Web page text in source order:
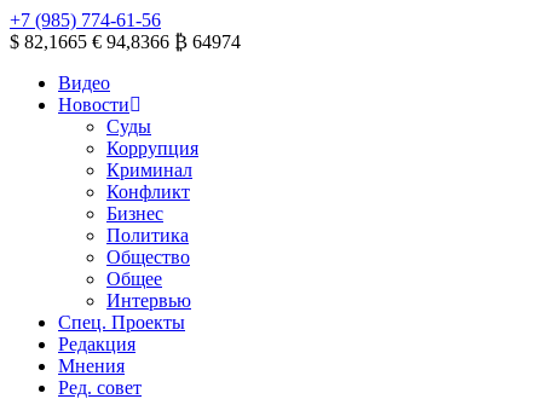
+7 (985) 774-61-56
$ 82,1665 € 94,8366 ₿ 64974
Видео
Новости
Суды
Коррупция
Криминал
Конфликт
Бизнес
Политика
Общество
Общее
Интервью
Спец. Проекты
Редакция
Мнения
Ред. совет